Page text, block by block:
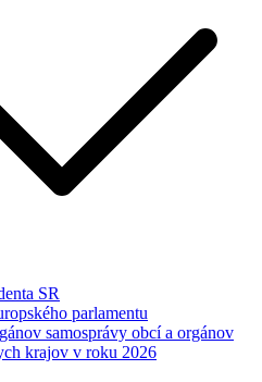
SR
parlamentu
samosprávy obcí a orgánov
krajov v roku 2026